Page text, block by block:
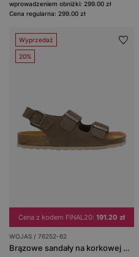
wprowadzeniem obniżki: 299.00 zł
Cena regularna: 299.00 zł
Wyprzedaż
20%
Cena z kodem FINAL20: 191.20 zł
WOJAS / 76252-62
Brązowe sandały na korkowej podeszwie